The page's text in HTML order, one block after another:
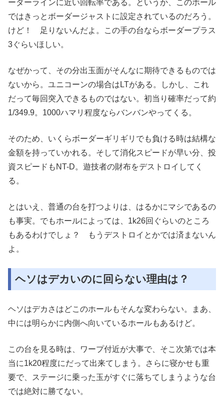
ーダーラインに近い回転率である。というか、このホール
ではきっとボーダージャストに設定されているのだろう。
けど！ 足りないんだよ。この手の台ならボーダープラス
3ぐらいほしい。
なぜかって、その分出玉面がそんなに期待できるものでは
ないから。ユニコーンの場合はLTがある。しかし、これ
だって毎回突入できるものではない。初当り確率だって約
1/349.9。1000ハマリ程度ならバンバンやってくる。
そのため、いくらボーダーギリギリでも負ける時は結構な
金額を持っていかれる。そして消化スピードが早い分、投
資スピードもNT-D。遊技者の財布をデストロイしてく
る。
とはいえ、普通の台を打つよりは、はるかにマシであるの
も事実。でもホールによっては、1k26回ぐらいのところ
もあるわけでしょ？ もうデストロイとかでは済まないん
よ。
ヘソはデカいのに回らない理由は？
ヘソはデカさはどこのホールもそんな変わらない。まあ、
中には明らかに内側へ向いているホールもあるけど。
この台を見る時は、ワープ付近が大事で、そこ次第では本
当に1k20程度にだって出来てしまう。さらに寝かせも重
要で、ステージに乗った玉がすぐに落ちてしまうような台
では絶対に勝てない。